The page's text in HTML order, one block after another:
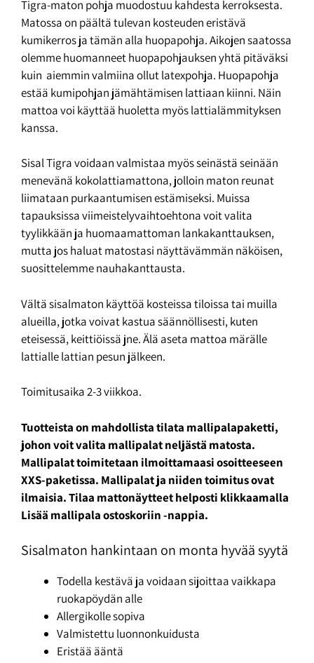
Tigra-maton pohja muodostuu kahdesta kerroksesta.
Matossa on päältä tulevan kosteuden eristävä
kumikerros ja tämän alla huopapohja. Aikojen saatossa
olemme huomanneet huopapohjauksen yhtä pitäväksi
kuin aiemmin valmiina ollut latexpohja. Huopapohja
estää kumipohjan jämähtämisen lattiaan kiinni. Näin
mattoa voi käyttää huoletta myös lattialämmityksen
kanssa.
Sisal Tigra voidaan valmistaa myös seinästä seinään
menevänä kokolattiamattona, jolloin maton reunat
liimataan purkaantumisen estämiseksi. Muissa
tapauksissa viimeistelyvaihtoehtona voit valita
tyylikkään ja huomaamattoman lankakanttauksen,
mutta jos haluat matostasi näyttävämmän näköisen,
suosittelemme nauhakanttausta.
Vältä sisalmaton käyttöä kosteissa tiloissa tai muilla
alueilla, jotka voivat kastua säännöllisesti, kuten
eteisessä, keittiöissä jne. Älä aseta mattoa märälle
lattialle lattian pesun jälkeen.
Toimitusaika 2-3 viikkoa.
Tuotteista on mahdollista tilata mallipalapaketti,
johon voit valita mallipalat neljästä matosta.
Mallipalat toimitetaan ilmoittamaasi osoitteeseen
XXS-paketissa. Mallipalat ja niiden toimitus ovat
ilmaisia. Tilaa mattonäytteet helposti klikkaamalla
Lisää mallipala ostoskoriin -nappia.
Sisalmaton hankintaan on monta hyvää syytä
Todella kestävä ja voidaan sijoittaa vaikkapa
ruokapöydän alle
Allergikolle sopiva
Valmistettu luonnonkuidusta
Eristää ääntä